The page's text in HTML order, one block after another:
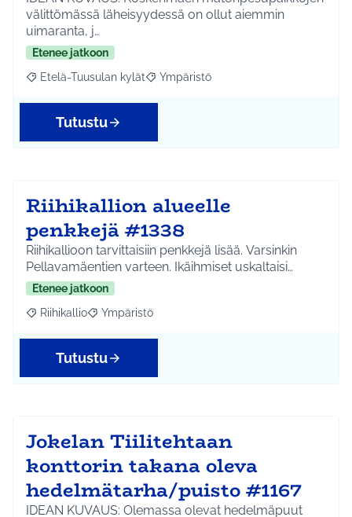
välittömässä läheisyydessä on ollut aiemmin
uimaranta, j…
Etenee jatkoon
Rajaa tulokset aihepiirin mukaan: Etelä-Tuusulan kylät
Etelä-Tuusulan kylät Rajaa tulokset teeman mukaan:
Ympäristö
Tutustu
Riihikallion alueelle
penkkejä #1338
Riihikallioon tarvittaisiin penkkejä lisää. Varsinkin
Pellavamäentien varteen. Ikäihmiset uskaltaisi…
Etenee jatkoon
Rajaa tulokset aihepiirin mukaan: Riihikallio
Riihikallio Rajaa tulokset teeman mukaan: Ympäristö
Ympäristö
Tutustu
Jokelan Tiilitehtaan
konttorin takana oleva
hedelmätarha/puisto #1167
IDEAN KUVAUS: Olemassa olevat hedelmäpuut